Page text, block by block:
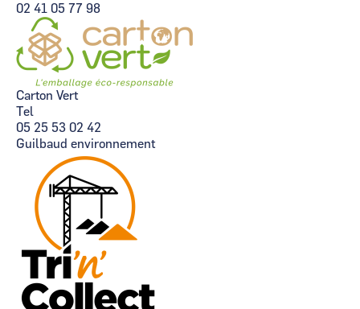
02 41 05 77 98
Carton Vert
Tel
05 25 53 02 42
Guilbaud environnement